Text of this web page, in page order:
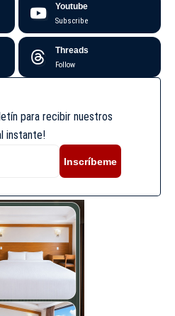
Youtube
Subscribe
Threads
Follow
para recibir nuestros
instante!
Inscríbeme